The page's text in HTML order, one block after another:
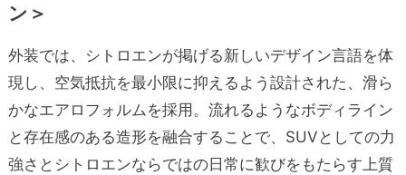
ン＞
外装では、シトロエンが掲げる新しいデザイン言語を体
現し、空気抵抗を最小限に抑えるよう設計された、滑ら
かなエアロフォルムを採用。流れるようなボディライン
と存在感のある造形を融合することで、SUVとしての力
強さとシトロエンならではの日常に歓びをもたらす上質